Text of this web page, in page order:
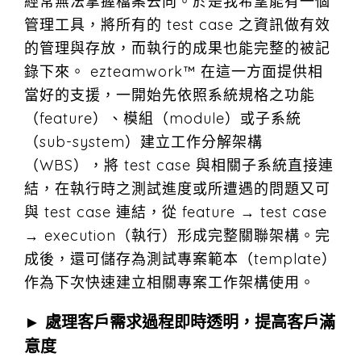
管理工具，將所有的 test case 之資訊做有效
的管理與存放，而執行的成果也能完整的被記
錄下來。 ezteamwork™ 在這一方面提供相
當好的支援，一開始先依照系統規格之功能
（feature）、模組（module）或子系統
（sub-system）建立工作分解架構
（WBS），將 test case 與相關子系統直接連
結，在執行時之測試進度或所遭遇的問題又可
與 test case 連結，從 feature → test case
→ execution（執行）形成完整關聯架構。完
成後，還可儲存為測試專案範本（template）
作為下次快速建立相關專案工作架構使用。
► 處理客戶需求過程即時透明，提高客戶滿
意度